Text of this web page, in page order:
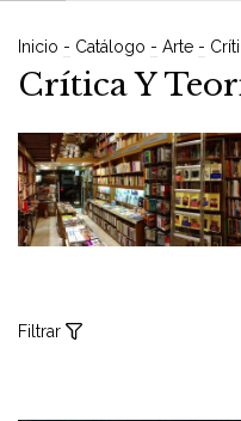
Inicio - Catálogo - Arte -
Crítica Y
Filtrar